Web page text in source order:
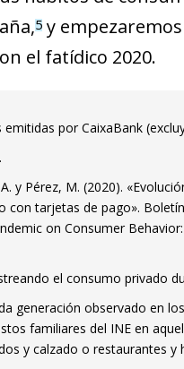
5y
el fatídico 2020.
por CaixaBank
y Pérez, M. (2020).
tarjetas de pago».
on Consumer
el consumo privado
generación observado en
familiares del INE en
y calzado o restaurantes y